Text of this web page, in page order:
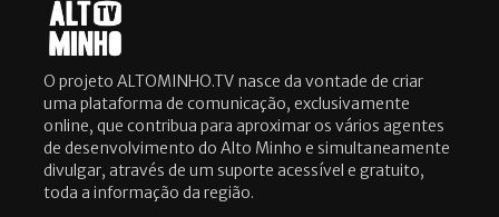
O projeto ALTOMINHO.TV nasce da vontade de criar
uma plataforma de comunicação, exclusivamente
online, que contribua para aproximar os vários agentes
de desenvolvimento do Alto Minho e simultaneamente
divulgar, através de um suporte acessível e gratuito,
toda a informação da região.